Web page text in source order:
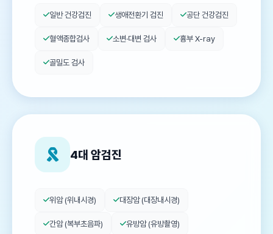
일반 건강검진 생애전환기 검진 공단 건강검진
혈액종합검사 소변·대변 검사 흉부 X-ray
골밀도 검사
4대 암검진
위암 (위내시경) 대장암 (대장내시경)
간암 (복부초음파) 유방암 (유방촬영)